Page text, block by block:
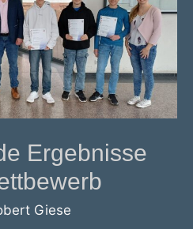
Ergebnisse
Giese